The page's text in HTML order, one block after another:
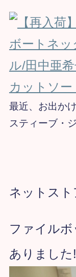
最近、お出か
スティーブ・
ネットスト
ファイル
ありました